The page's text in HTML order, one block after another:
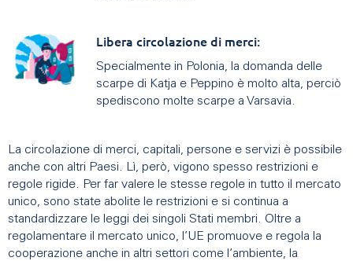
Libera circolazione di merci:
Specialmente in Polonia, la domanda delle
scarpe di Katja e Peppino è molto alta, perciò
spediscono molte scarpe a Varsavia.
La circolazione di merci, capitali, persone e servizi è possibile
anche con altri Paesi. Lì, però, vigono spesso restrizioni e
regole rigide. Per far valere le stesse regole in tutto il mercato
unico, sono state abolite le restrizioni e si continua a
standardizzare le leggi dei singoli Stati membri. Oltre a
regolamentare il mercato unico, l’UE promuove e regola la
cooperazione anche in altri settori come l’ambiente, la